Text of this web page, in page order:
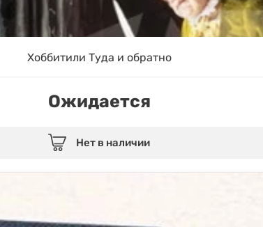
Хоббитили Туда и обратно
Ожидается
Нет в наличии